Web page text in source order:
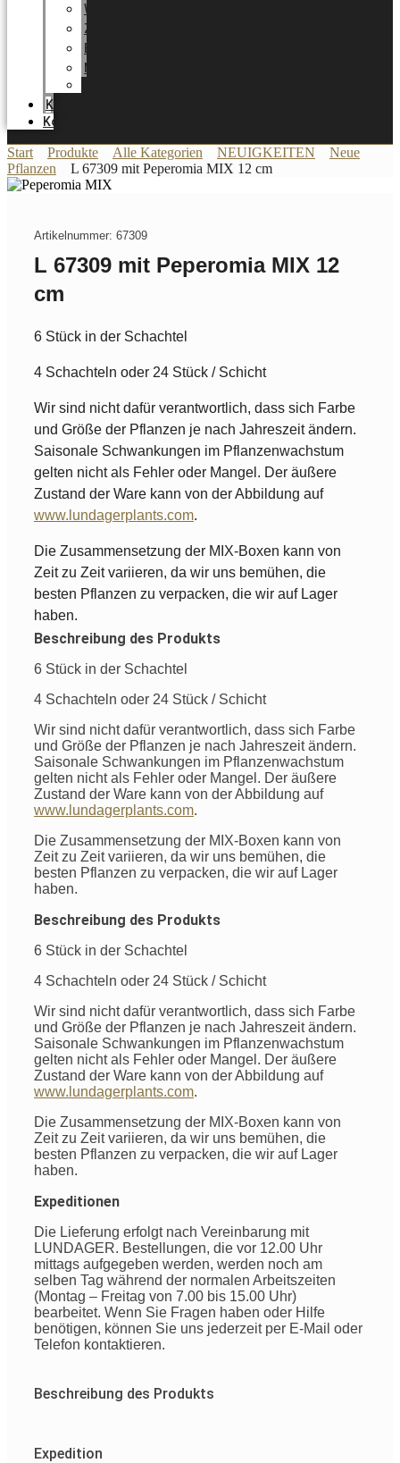
Werdegang
Zertifikate
Energieoptimierung
Neuheiten
Katalog
Kontakt
Start Produkte Alle Kategorien NEUIGKEITEN
Neue
Pflanzen
L 67309 mit Peperomia MIX 12 cm
Artikelnummer: 67309
L 67309 mit Peperomia MIX 12
cm
6 Stück in der Schachtel
4 Schachteln oder 24 Stück / Schicht
Wir sind nicht dafür verantwortlich, dass sich Farbe
und Größe der Pflanzen je nach Jahreszeit ändern.
Saisonale Schwankungen im Pflanzenwachstum
gelten nicht als Fehler oder Mangel. Der äußere
Zustand der Ware kann von der Abbildung auf
www.lundagerplants.com.
Die Zusammensetzung der MIX-Boxen kann von
Zeit zu Zeit variieren, da wir uns bemühen, die
besten Pflanzen zu verpacken, die wir auf Lager
haben.
Beschreibung des Produkts
6 Stück in der Schachtel
4 Schachteln oder 24 Stück / Schicht
Wir sind nicht dafür verantwortlich, dass sich Farbe
und Größe der Pflanzen je nach Jahreszeit ändern.
Saisonale Schwankungen im Pflanzenwachstum
gelten nicht als Fehler oder Mangel. Der äußere
Zustand der Ware kann von der Abbildung auf
www.lundagerplants.com.
Die Zusammensetzung der MIX-Boxen kann von
Zeit zu Zeit variieren, da wir uns bemühen, die
besten Pflanzen zu verpacken, die wir auf Lager
haben.
Beschreibung des Produkts
6 Stück in der Schachtel
4 Schachteln oder 24 Stück / Schicht
Wir sind nicht dafür verantwortlich, dass sich Farbe
und Größe der Pflanzen je nach Jahreszeit ändern.
Saisonale Schwankungen im Pflanzenwachstum
gelten nicht als Fehler oder Mangel. Der äußere
Zustand der Ware kann von der Abbildung auf
www.lundagerplants.com.
Die Zusammensetzung der MIX-Boxen kann von
Zeit zu Zeit variieren, da wir uns bemühen, die
besten Pflanzen zu verpacken, die wir auf Lager
haben.
Expeditionen
Die Lieferung erfolgt nach Vereinbarung mit
LUNDAGER. Bestellungen, die vor 12.00 Uhr
mittags aufgegeben werden, werden noch am
selben Tag während der normalen Arbeitszeiten
(Montag – Freitag von 7.00 bis 15.00 Uhr)
bearbeitet. Wenn Sie Fragen haben oder Hilfe
benötigen, können Sie uns jederzeit per E-Mail oder
Telefon kontaktieren.
Beschreibung des Produkts
Expedition